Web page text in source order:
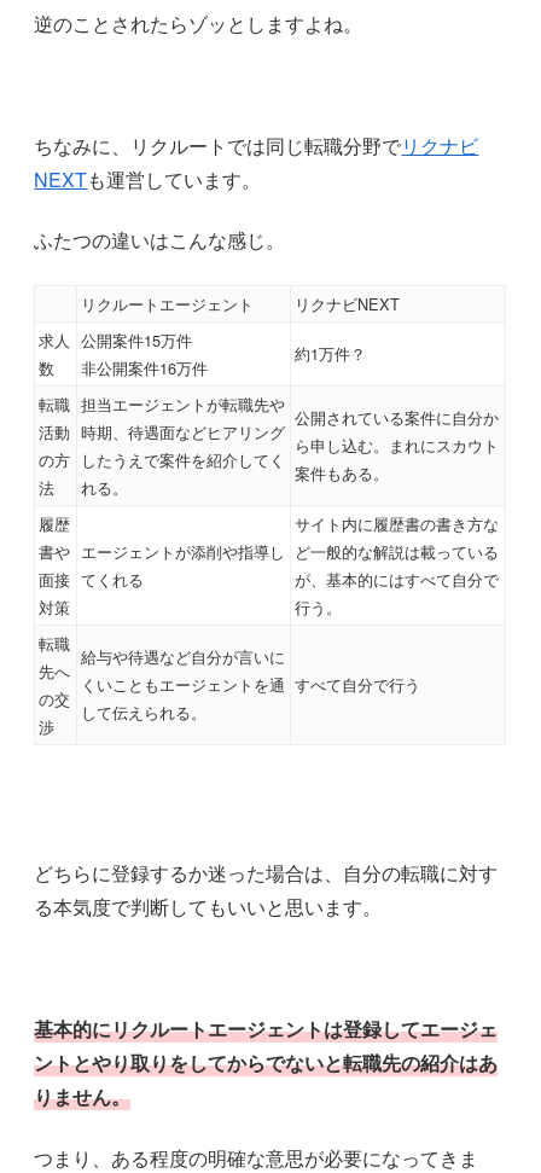
逆のことされたらゾッとしますよね。
ちなみに、リクルートでは同じ転職分野でリクナビ
NEXTも運営しています。
ふたつの違いはこんな感じ。
リクルートエージェント
リクナビNEXT
求人
数
公開案件15万件
非公開案件16万件
約1万件？
転職
活動
の方
法
担当エージェントが転職先や
時期、待遇面などヒアリング
したうえで案件を紹介してく
れる。
公開されている案件に自分か
ら申し込む。まれにスカウト
案件もある。
履歴
書や
面接
対策
エージェントが添削や指導し
てくれる
サイト内に履歴書の書き方な
ど一般的な解説は載っている
が、基本的にはすべて自分で
行う。
転職
先へ
の交
渉
給与や待遇など自分が言いに
くいこともエージェントを通
して伝えられる。
すべて自分で行う
どちらに登録するか迷った場合は、自分の転職に対す
る本気度で判断してもいいと思います。
基本的にリクルートエージェントは登録してエージェ
ントとやり取りをしてからでないと転職先の紹介はあ
りません。
つまり、ある程度の明確な意思が必要になってきま